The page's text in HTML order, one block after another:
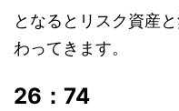
となるとリスク資産
わってきます。
26：74